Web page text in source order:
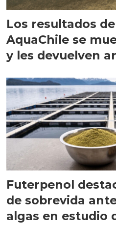
Los resultados
AquaChile se
y les devuelven
Futerpenol
de sobrevida
algas en estudio